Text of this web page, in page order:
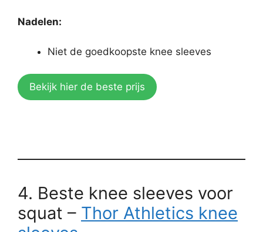
Nadelen:
Niet de goedkoopste knee sleeves
Bekijk hier de beste prijs
4. Beste knee sleeves voor
squat – Thor Athletics knee